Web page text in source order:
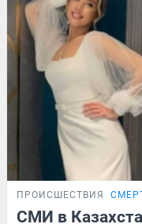
ПРОИСШЕСТВИЯ
СМИ в